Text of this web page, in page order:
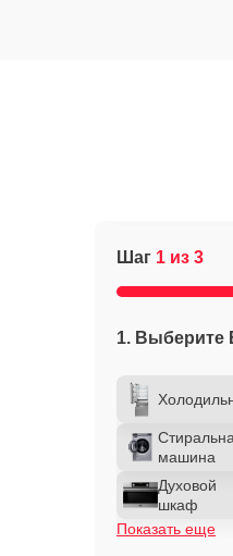
Шаг 1 из 3
1. Выберите
машина
Духовой
шкаф
Показать еще